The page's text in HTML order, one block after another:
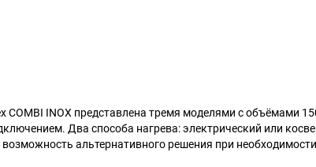
INOX представлена тремя моделями с объёмами
Два способа нагрева: электрический или
альтернативного решения при